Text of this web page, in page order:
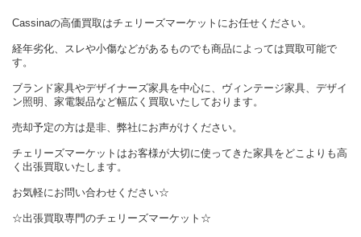
Cassinaの高価買取はチェリーズマーケットにお任せください。
経年劣化、スレや小傷などがあるものでも商品によっては買取可能で
す。
ブランド家具やデザイナーズ家具を中心に、ヴィンテージ家具、デザイ
ン照明、家電製品など幅広く買取いたしております。
売却予定の方は是非、弊社にお声がけください。
チェリーズマーケットはお客様が大切に使ってきた家具をどこよりも高
く出張買取いたします。
お気軽にお問い合わせください☆
☆出張買取専門のチェリーズマーケット☆